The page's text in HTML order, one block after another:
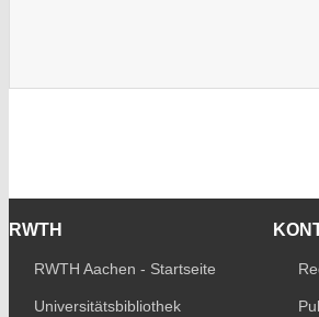
RWTH
RWTH Aachen - Startseite
Universitätsbibliothek